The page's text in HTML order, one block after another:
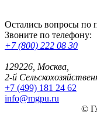
Остались вопросы по
Звоните по телефону:
+7 (800) 222 08 30
129226, Москва,
2-й
+7 (499) 181 24 62
info@mgpu.ru
©